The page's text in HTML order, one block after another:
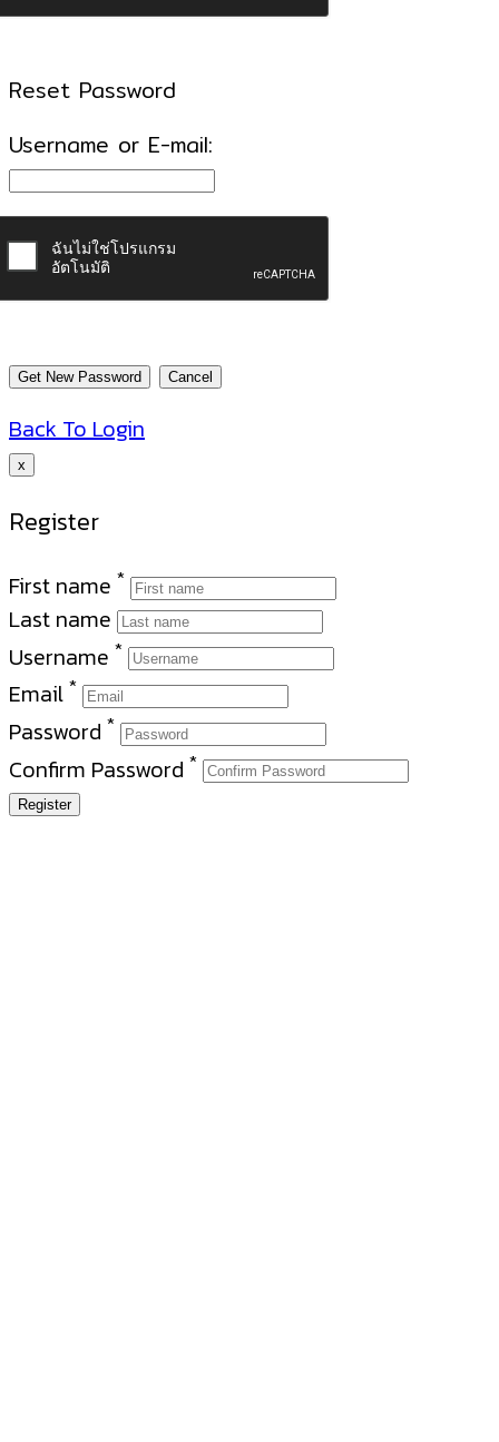
Reset Password
Username or E-mail:
Back To Login
x
Register
First name *
Last name
Username *
Email *
Password *
Confirm Password *
Register